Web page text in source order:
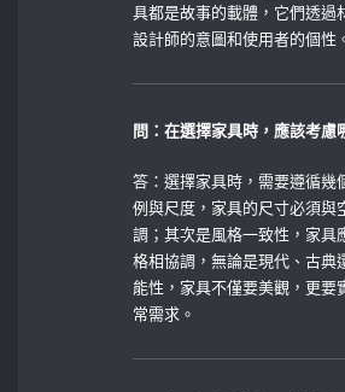
具都是故事的載體，它們透過
設計師的意圖和使用者的個性
問：在選擇家具時，應該考慮
答：選擇家具時，需要遵循幾
例與尺度，家具的尺寸必須與
調；其次是風格一致性，家具
格相協調，無論是現代、古典
能性，家具不僅要美觀，更要
常需求。